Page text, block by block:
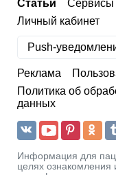
Статьи Сервисы
Личный кабинет
Push-
Реклама
Политика об
данных
Информация для
целях